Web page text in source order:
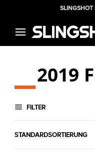
2019
FILTER